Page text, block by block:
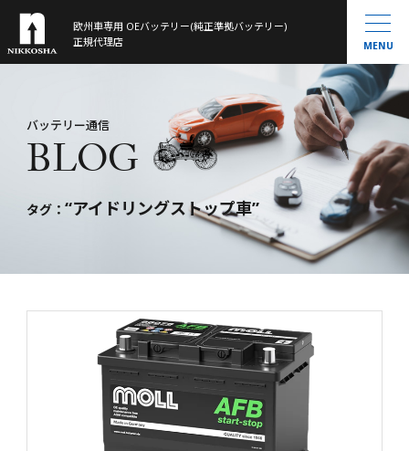
欧州車専用 OEバッテリー(純正準拠バッテリー)
正規代理店
製品ラインナップ
取扱製品一覧
MOLL
Banner
大型トラック／産業用・農機・建機用
会社概要
History
バッテリー通信
MENU
バッテリー通信
BLOG
タグ： “アイドリングストップ車”